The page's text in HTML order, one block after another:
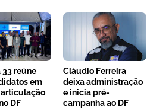
33 reúne
em
DF
Cláudio Ferreira
deixa administração
e inicia pré-
campanha ao DF